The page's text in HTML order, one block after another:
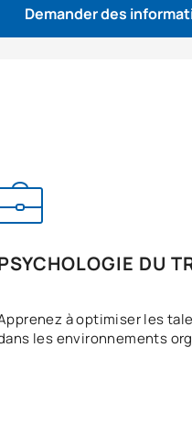
Demander des
DU
à optimiser les
les environnements